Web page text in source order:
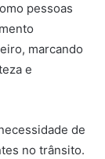
pessoas
marcando
e
de
no trânsito.